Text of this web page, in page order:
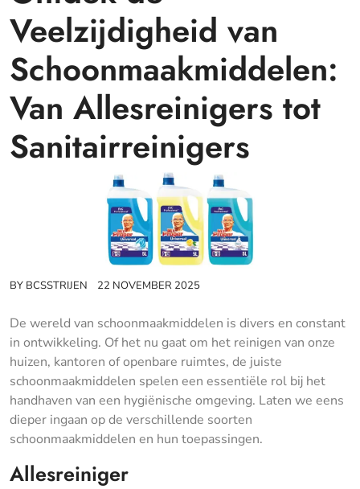
Veelzijdigheid van
Schoonmaakmiddelen:
Van Allesreinigers tot
Sanitairreinigers
BY BCSSTRIJEN 22 NOVEMBER 2025
De wereld van schoonmaakmiddelen is divers en constant
in ontwikkeling. Of het nu gaat om het reinigen van onze
huizen, kantoren of openbare ruimtes, de juiste
schoonmaakmiddelen spelen een essentiële rol bij het
handhaven van een hygiënische omgeving. Laten we eens
dieper ingaan op de verschillende soorten
schoonmaakmiddelen en hun toepassingen.
Allesreiniger